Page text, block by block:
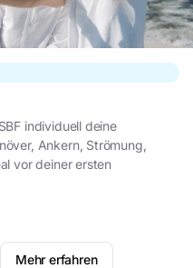
individuell deine
Ankern, Strömung,
vor deiner ersten
Mehr erfahren